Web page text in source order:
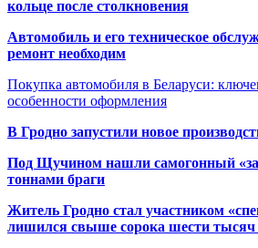
кольце после столкновения
Автомобиль и его техническое
ремонт необходим
Покупка автомобиля в Беларуси:
особенности оформления
В Гродно запустили новое
Под Щучином нашли самогонный
тоннами браги
Житель Гродно стал участником
лишился свыше сорока шести тысяч